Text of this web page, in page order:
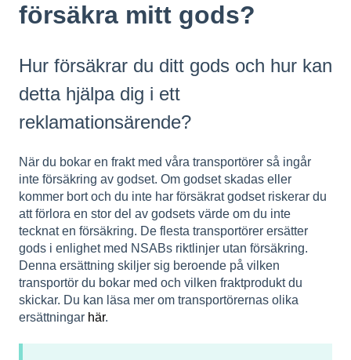
försäkra mitt gods?
Hur försäkrar du ditt gods och hur kan
detta hjälpa dig i ett
reklamationsärende?
När du bokar en frakt med våra transportörer så ingår
inte försäkring av godset. Om godset skadas eller
kommer bort och du inte har försäkrat godset riskerar du
att förlora en stor del av godsets värde om du inte
tecknat en försäkring. De flesta transportörer ersätter
gods i enlighet med NSABs riktlinjer utan försäkring.
Denna ersättning skiljer sig beroende på vilken
transportör du bokar med och vilken fraktprodukt du
skickar. Du kan läsa mer om transportörernas olika
ersättningar här.